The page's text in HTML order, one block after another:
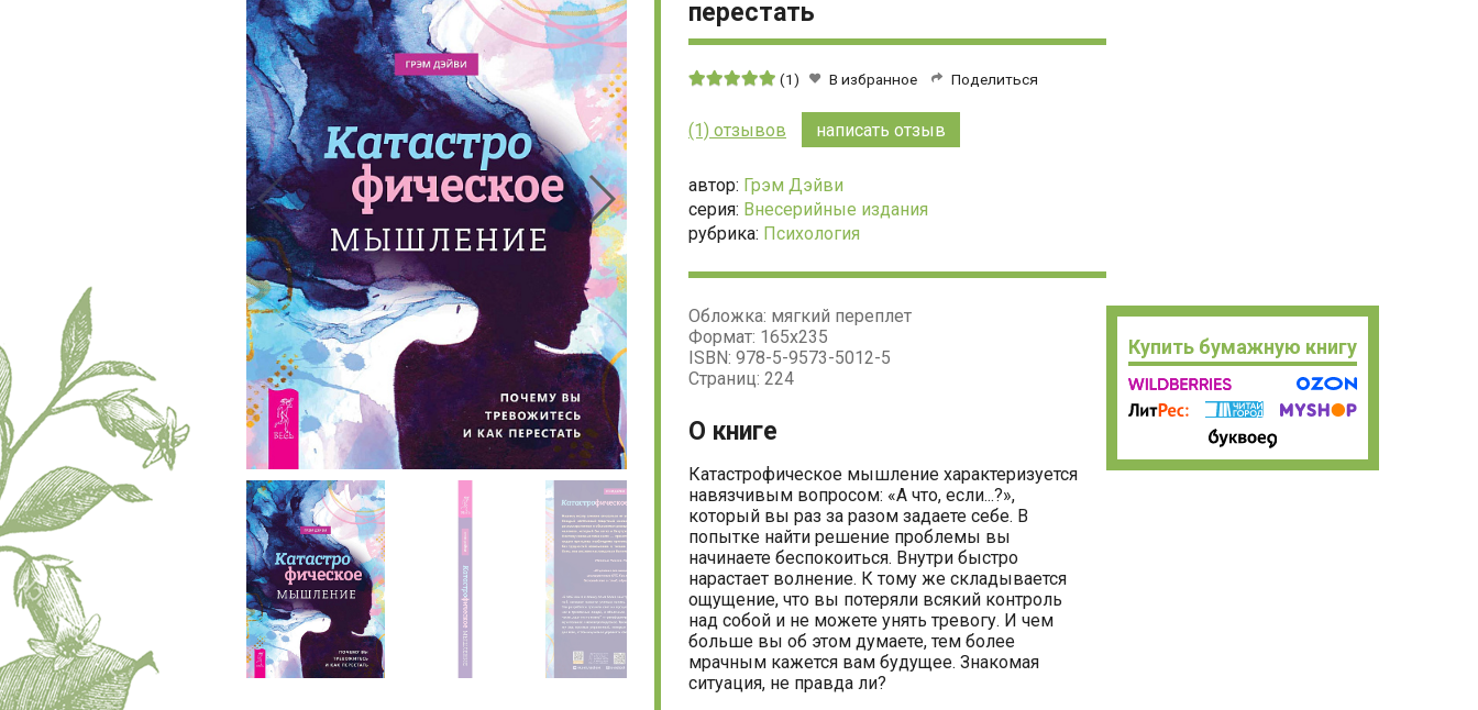
перестать
Средняя
из
(1) В избранное Поделиться
(1) отзывов написать отзыв
автор: Грэм Дэйви
серия: Внесерийные издания
рубрика: Психология
Купить бумажную книгу
Обложка: мягкий переплет
Формат: 165х235
ISBN: 978-5-9573-5012-5
Страниц: 224
О книге
Катастрофическое мышление характеризуется
навязчивым вопросом: «А что, если...?»,
который вы раз за разом задаете себе. В
попытке найти решение проблемы вы
начинаете беспокоиться. Внутри быстро
нарастает волнение. К тому же складывается
ощущение, что вы потеряли всякий контроль
над собой и не можете унять тревогу. И чем
больше вы об этом думаете, тем более
мрачным кажется вам будущее. Знакомая
ситуация, не правда ли?